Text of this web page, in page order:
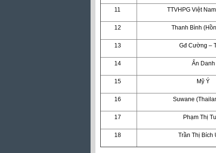
11 TTVHPG Việt
12 Thanh Bình
13 Gđ Cường –
14 Ẩn Danh
15 Mỹ Ý
16 Suwane
17 Phạm Thị
18 Trần Thị Bích